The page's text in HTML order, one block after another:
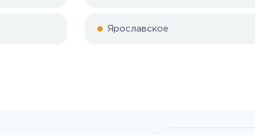
Ярославское